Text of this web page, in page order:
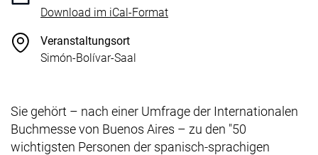
Download im iCal-Format, 1 KB (öffnet neues Fenster)
Veranstaltungsort
Simón-Bolívar-Saal
Sie gehört – nach einer Umfrage der Internationalen
Buchmesse von Buenos Aires – zu den "50
wichtigsten Personen der spanisch-sprachigen